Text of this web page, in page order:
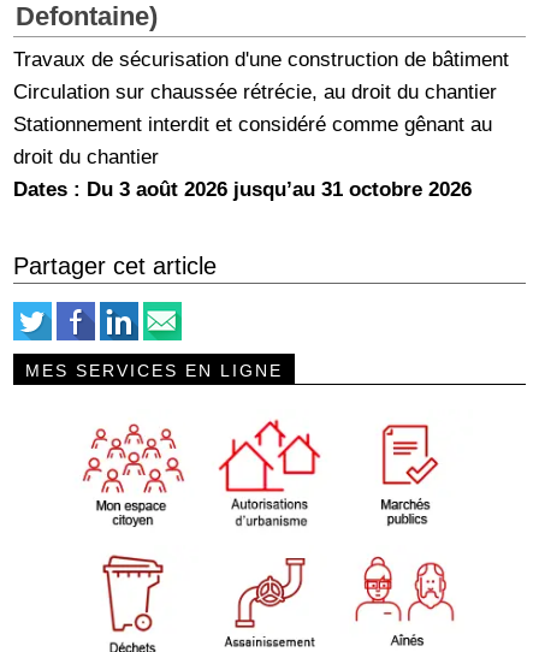
Defontaine)
Travaux de sécurisation d'une construction de bâtiment
Circulation sur chaussée rétrécie, au droit du chantier
Stationnement interdit et considéré comme gênant au
droit du chantier
Dates : Du 3 août 2026 jusqu’au 31 octobre 2026
Partager cet article
MES SERVICES EN LIGNE